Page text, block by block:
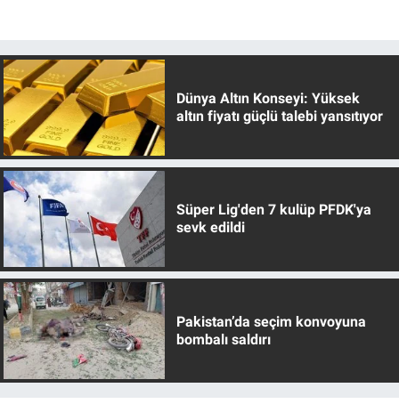
Dünya Altın Konseyi: Yüksek
altın fiyatı güçlü talebi yansıtıyor
Süper Lig'den 7 kulüp PFDK'ya
sevk edildi
Pakistan’da seçim konvoyuna
bombalı saldırı